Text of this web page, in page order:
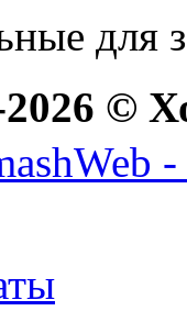
для
©